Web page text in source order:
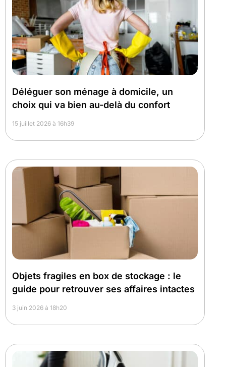
Déléguer son ménage à domicile, un
choix qui va bien au-delà du confort
15 juillet 2026 à 16h39
Objets fragiles en box de stockage : le
guide pour retrouver ses affaires intactes
3 juin 2026 à 18h20